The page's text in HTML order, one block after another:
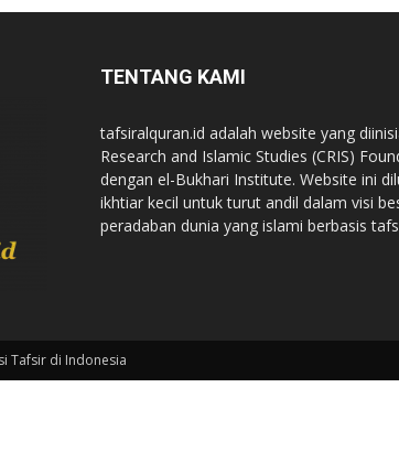
TENTANG KAMI
tafsiralquran.id adalah website yang
Research and Islamic Studies (CRIS)
dengan el-Bukhari Institute. Website ini
ikhtiar kecil untuk turut andil dalam visi
peradaban dunia yang islami berbasis
Tafsir di Indonesia